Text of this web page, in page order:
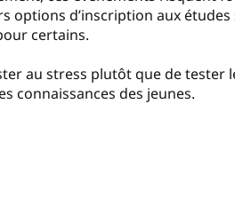
options d’inscription aux
certains.
au stress plutôt que de tester
connaissances des jeunes.